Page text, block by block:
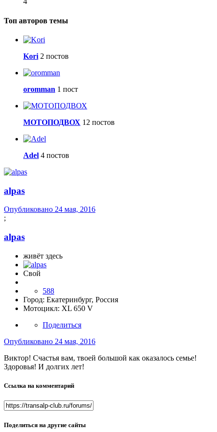
Топ авторов темы
Kori 2 постов
oromman 1 пост
МОТОПОДВОХ 12 постов
Adel 4 постов
alpas
Опубликовано 24 мая, 2016
;
alpas
живёт здесь
Свой
588
Город: Екатеринбург, Россия
Мотоцикл: XL 650 V
Поделиться
Опубликовано 24 мая, 2016
Виктор! Счастья вам, твоей большой как оказалось семье!
Здоровья! И долгих лет!
Ссылка на комментарий
Поделиться на другие сайты